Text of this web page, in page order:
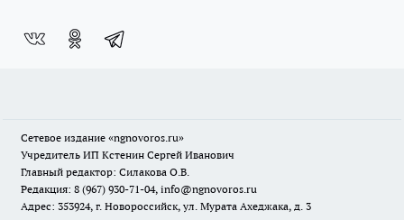
Сетевое издание «ngnovoros.ru»
Учредитель ИП Кстенин Сергей Иванович
Главный редактор: Силакова О.В.
Редакция: 8 (967) 930-71-04, info@ngnovoros.ru
Адрес: 353924, г. Новороссийск, ул. Мурата Ахеджака, д. 3